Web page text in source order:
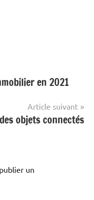
en 2021
Article suivant
objets connectés
un